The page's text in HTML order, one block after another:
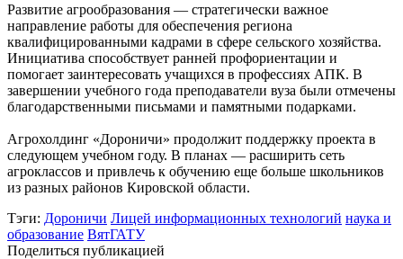
Развитие агрообразования — стратегически важное
направление работы для обеспечения региона
квалифицированными кадрами в сфере сельского хозяйства.
Инициатива способствует ранней профориентации и
помогает заинтересовать учащихся в профессиях АПК. В
завершении учебного года преподаватели вуза были отмечены
благодарственными письмами и памятными подарками.
Агрохолдинг «Дороничи» продолжит поддержку проекта в
следующем учебном году. В планах — расширить сеть
агроклассов и привлечь к обучению еще больше школьников
из разных районов Кировской области.
Тэги: Дороничи Лицей информационных технологий наука и
образование ВятГАТУ
Поделиться публикацией